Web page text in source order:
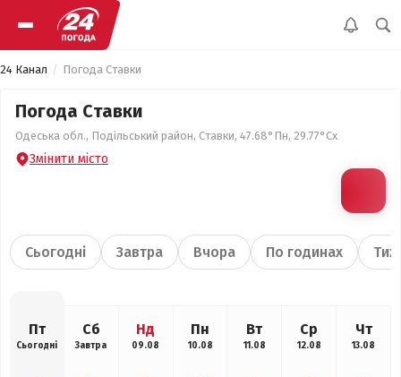
24 Канал Погода Ставки
Погода Ставки
Одеська обл., Подільський район, Ставки, 47.68°Пн, 29.77°Сх
Змінити місто
Сьогодні Завтра Вчора По годинах
Пт
Сьогодні
Сб
Завтра
Нд
09.08
Пн
10.08
Вт
11.08
Ср
12.08
Чт
13.08